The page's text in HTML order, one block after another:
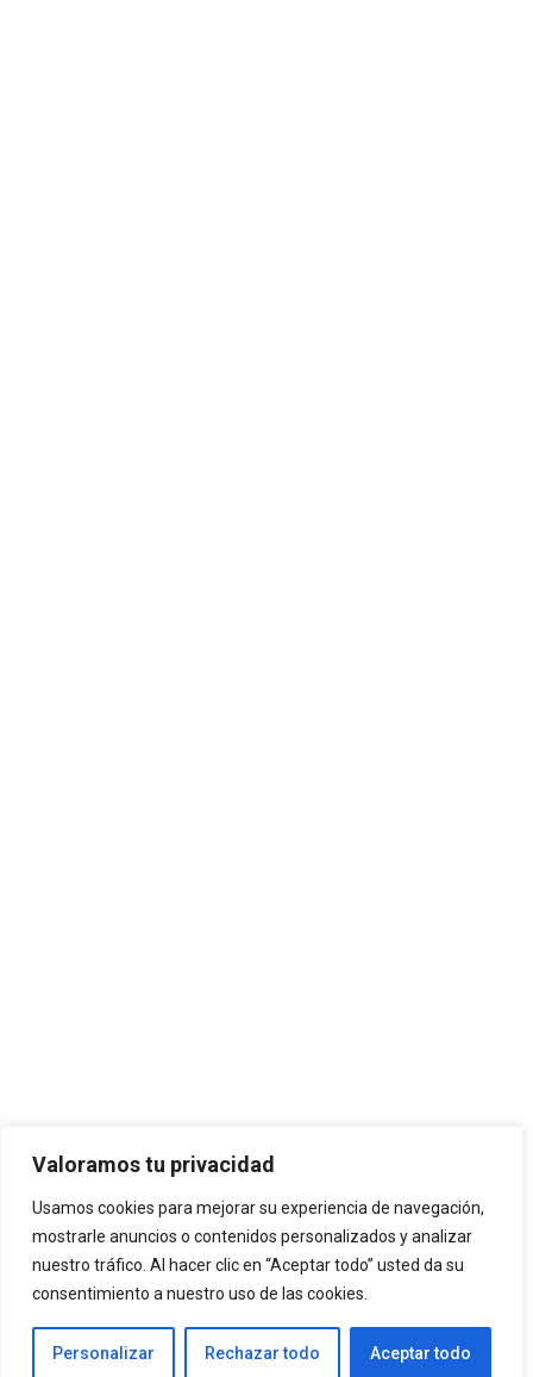
Valoramos tu privacidad
Usamos cookies para mejorar su experiencia de navegación,
mostrarle anuncios o contenidos personalizados y analizar
nuestro tráfico. Al hacer clic en “Aceptar todo” usted da su
consentimiento a nuestro uso de las cookies.
Personalizar Rechazar todo Aceptar todo